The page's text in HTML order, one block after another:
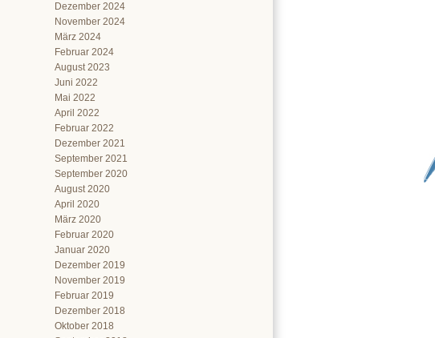
Dezember 2024
November 2024
März 2024
Februar 2024
August 2023
Juni 2022
Mai 2022
April 2022
Februar 2022
Dezember 2021
September 2021
September 2020
August 2020
April 2020
März 2020
Februar 2020
Januar 2020
Dezember 2019
November 2019
Februar 2019
Dezember 2018
Oktober 2018